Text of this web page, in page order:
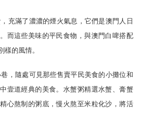
充滿了濃濃的煙火氣息，它們是澳門人日
而這些美味的平民食物，與澳門白啤搭配
樣的風情。
，隨處可見那些售賣平民美食的小攤位和
壹道經典的美食。水蟹粥精選水蟹、膏蟹
心熬制的粥底，慢火熬至米粒化沙，將活